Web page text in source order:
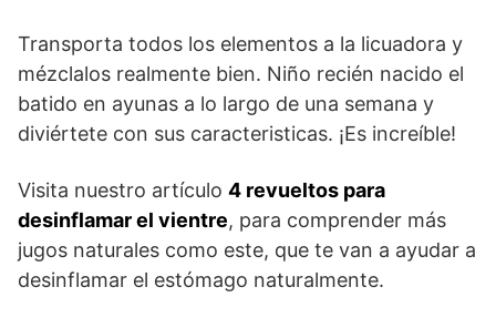
Transporta todos los elementos a la licuadora y
mézclalos realmente bien. Niño recién nacido el
batido en ayunas a lo largo de una semana y
diviértete con sus caracteristicas. ¡Es increíble!
Visita nuestro artículo 4 revueltos para
desinflamar el vientre, para comprender más
jugos naturales como este, que te van a ayudar a
desinflamar el estómago naturalmente.